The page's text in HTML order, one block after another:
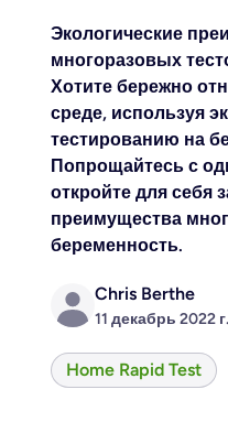
Экологические
многоразовых
Хотите бережно
среде, используя
тестированию на
Попрощайтесь с
откройте для себя
преимущества
беременность.
Chris Berthe
11 декабрь 2022 г.
Home Rapid Test